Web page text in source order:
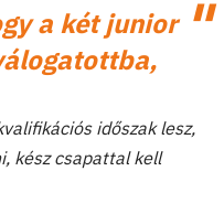
a két junior
időszak lesz,
kész csapattal kell